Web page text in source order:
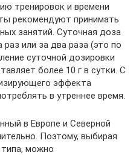
тренировок и времени
рекомендуют принимать
занятий. Суточная доза
или за два раза (это по
суточной дозировки
более 10 г в сутки. С
эффекта
в утреннее время.
в Европе и Северной
Поэтому, выбирая
типа, можно